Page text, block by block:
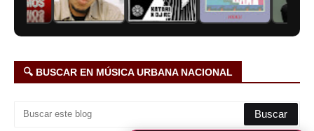
🔍 BUSCAR EN MÚSICA URBANA NACIONAL